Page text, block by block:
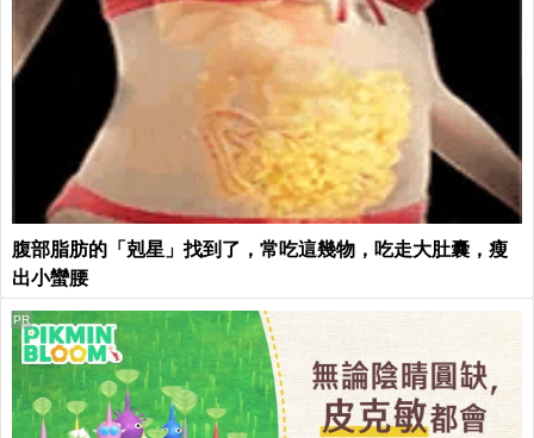
腹部脂肪的「剋星」找到了，常吃這幾物，吃走大肚囊，瘦
出小蠻腰
PR